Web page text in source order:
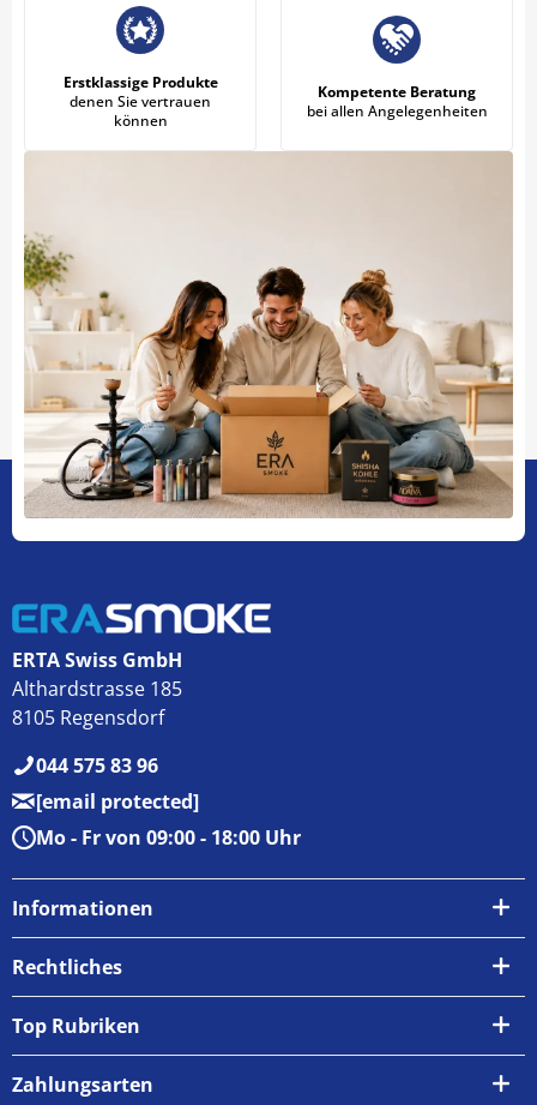
Erstklassige Produkte
denen Sie vertrauen
können
Kompetente Beratung
bei allen Angelegenheiten
ERTA Swiss GmbH
Althardstrasse 185
8105 Regensdorf
044 575 83 96
[email protected]
Mo - Fr von 09:00 - 18:00 Uhr
Informationen
Über uns
Zahlungsarten
Versand & Abholung
Rechtliches
AGB
Top Rubriken
Zahlungsarten